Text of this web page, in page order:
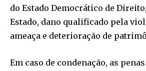
do Estado Democrático de
Estado, dano qualificado pela
ameaça e deterioração de
Em caso de condenação, as